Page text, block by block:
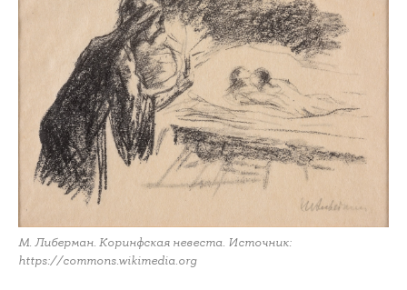
М. Либерман. Коринфская невеста. Источник:
https://commons.wikimedia.org